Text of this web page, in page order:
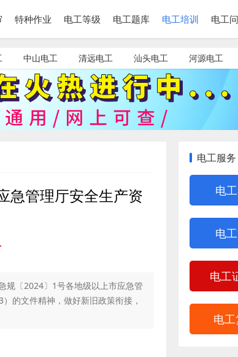
特种作业 电工等级 电工题库 电工培训 电工
中山电工 清远电工 汕头电工 河源电工
急管理厅安全生产资
规〔2024〕1号各地级以上市应急管
的文件精神，做好新旧政策衔接，
电工服务
电
电
电工
电